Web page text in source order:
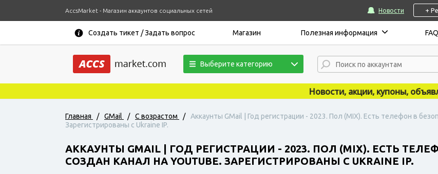
AccsMarket - Магазин аккаунтов социальных сетей Новости +
Создать тикет / Задать вопрос Магазин Полезная информация FAQ
Выберите категорию
Новости, акции, купоны,
Главная / GMail / С возрастом /
Аккаунты GMail | Год регистрации - 2023. Пол (MIX). Есть телефон в
Зарегистрированы с Ukraine IP.
АККАУНТЫ GMAIL | ГОД РЕГИСТРАЦИИ - 2023. ПОЛ (MIX). ЕСТЬ
СОЗДАН КАНАЛ НА YOUTUBE. ЗАРЕГИСТРИРОВАНЫ С UKRAINE IP.